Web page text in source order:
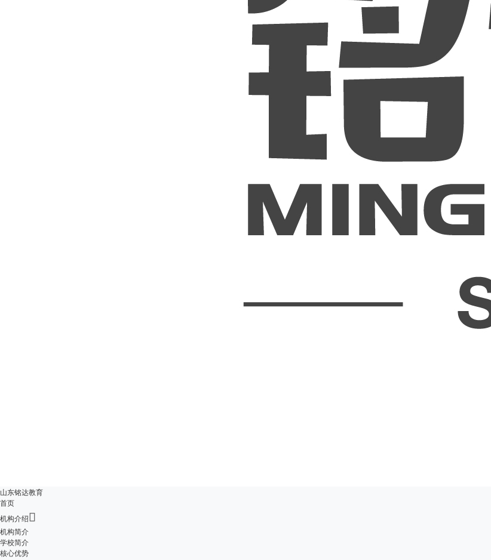
山东铭达教育
首页
机构介绍
机构简介
学校简介
核心优势